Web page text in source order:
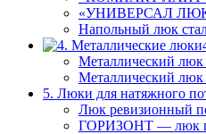
«УНИВЕРСАЛ ЛЮКС
Напольный люк
Металлический люк
Металлический люк
5. Люки для натяжного
Люк ревизионный
ГОРИЗОНТ — люк